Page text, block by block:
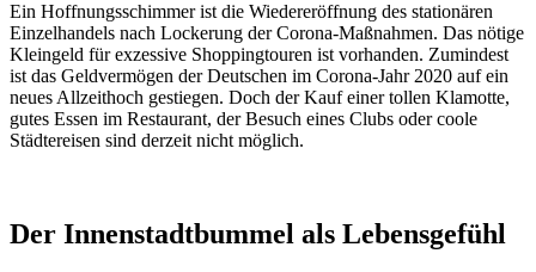
Ein Hoffnungsschimmer ist die Wiedereröffnung des stationären
Einzelhandels nach Lockerung der Corona-Maßnahmen. Das nötige
Kleingeld für exzessive Shoppingtouren ist vorhanden. Zumindest
ist das Geldvermögen der Deutschen im Corona-Jahr 2020 auf ein
neues Allzeithoch gestiegen. Doch der Kauf einer tollen Klamotte,
gutes Essen im Restaurant, der Besuch eines Clubs oder coole
Städtereisen sind derzeit nicht möglich.
Der Innenstadtbummel als Lebensgefühl